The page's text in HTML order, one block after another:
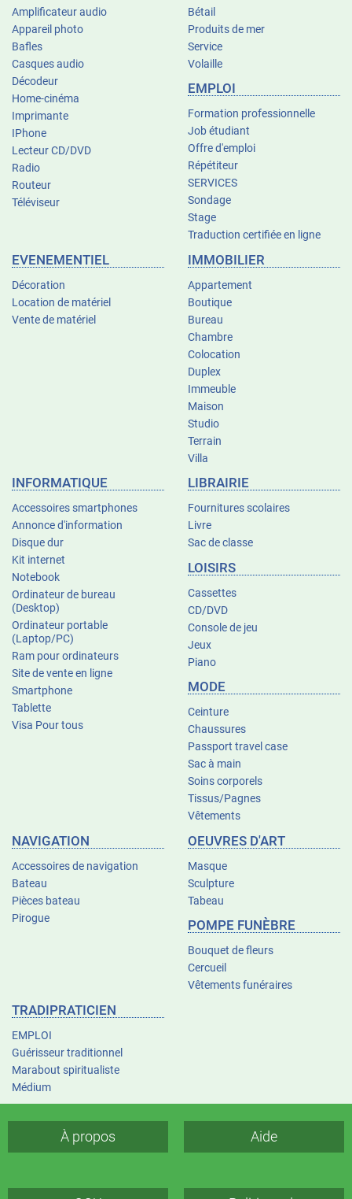
Amplificateur audio
Appareil photo
Bafles
Casques audio
Décodeur
Home-cinéma
Imprimante
IPhone
Lecteur CD/DVD
Radio
Routeur
Téléviseur
Bétail
Produits de mer
Service
Volaille
EMPLOI
Formation professionnelle
Job étudiant
Offre d'emploi
Répétiteur
SERVICES
Sondage
Stage
Traduction certifiée en ligne
EVENEMENTIEL
Décoration
Location de matériel
Vente de matériel
IMMOBILIER
Appartement
Boutique
Bureau
Chambre
Colocation
Duplex
Immeuble
Maison
Studio
Terrain
Villa
INFORMATIQUE
Accessoires smartphones
Annonce d'information
Disque dur
Kit internet
Notebook
Ordinateur de bureau
(Desktop)
Ordinateur portable
(Laptop/PC)
Ram pour ordinateurs
Site de vente en ligne
Smartphone
Tablette
Visa Pour tous
LIBRAIRIE
Fournitures scolaires
Livre
Sac de classe
LOISIRS
Cassettes
CD/DVD
Console de jeu
Jeux
Piano
MODE
Ceinture
Chaussures
Passport travel case
Sac à main
Soins corporels
Tissus/Pagnes
Vêtements
NAVIGATION
Accessoires de navigation
Bateau
Pièces bateau
Pirogue
OEUVRES D'ART
Masque
Sculpture
Tabeau
POMPE FUNÈBRE
Bouquet de fleurs
Cercueil
Vêtements funéraires
TRADIPRATICIEN
EMPLOI
Guérisseur traditionnel
Marabout spiritualiste
Médium
À propos Aide